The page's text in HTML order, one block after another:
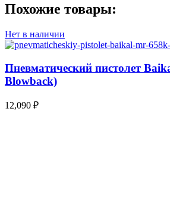
Похожие товары:
Нет в наличии
Пневматический пистолет
Blowback)
12,090 ₽